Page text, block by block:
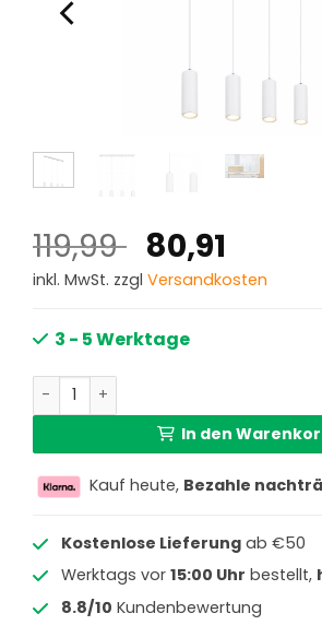
119,99
Preis
119,99 €
80,91
Preis
inkl. MwSt. zzgl Versandkosten
3 - 5 Werktage
Weiße Hängelampe 4-Spots Globo
In den
Kauf heute, Bezahle
Kostenlose Lieferungab €50
Werktags vor 15:00 Uhr bestellt,
8.8/10 Kundenbewertung